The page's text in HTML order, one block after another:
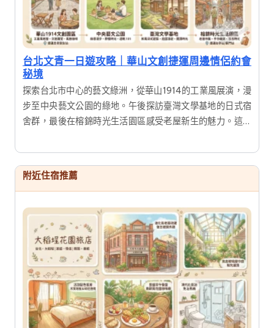
台北文青一日遊攻略｜華山文創捷運周邊情侶約會
秘境
探索台北市中心的藝文綠洲，從華山1914的工業風展演，漫
步至中央藝文公園的綠地。午後探訪臺灣文學基地的日式宿
舍群，最後在榕錦時光生活園區感受老屋新生的魅力。這是
愛攝影與慢活氛圍的旅人。
附近住宿推薦